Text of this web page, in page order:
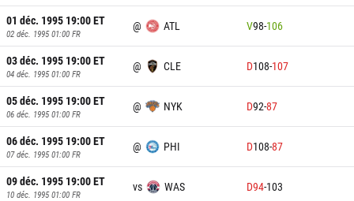
01 déc. 1995 19:00ET
02 déc. 1995 01:00 FR
@ ATL V98-106
03 déc. 1995 19:00ET
04 déc. 1995 01:00 FR
@ CLE D108-107
05 déc. 1995 19:00ET
06 déc. 1995 01:00 FR
@ NYK D92-87
06 déc. 1995 19:00ET
07 déc. 1995 01:00 FR
@ PHI D108-87
09 déc. 1995 19:00ET
10 déc. 1995 01:00 FR
vs WAS D94-103